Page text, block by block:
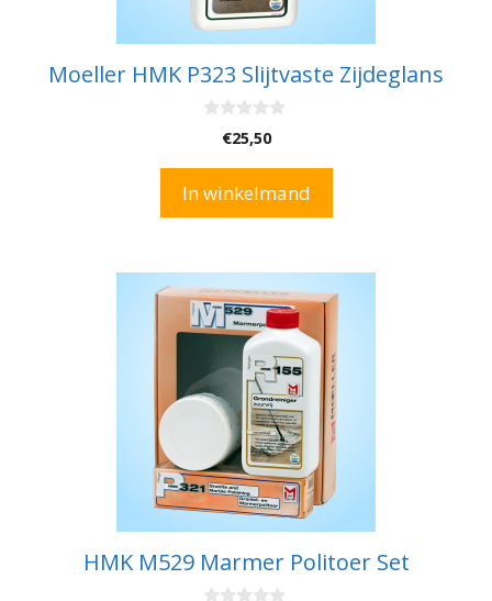
Moeller HMK P323 Slijtvaste Zijdeglans
5
€25,50
In winkelmand
HMK M529 Marmer Politoer Set